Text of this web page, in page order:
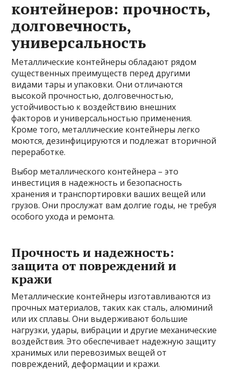
контейнеров: прочность,
долговечность,
универсальность
Металлические контейнеры обладают рядом
существенных преимуществ перед другими
видами тары и упаковки. Они отличаются
высокой прочностью, долговечностью,
устойчивостью к воздействию внешних
факторов и универсальностью применения.
Кроме того, металлические контейнеры легко
моются, дезинфицируются и подлежат вторичной
переработке.
Выбор металлического контейнера – это
инвестиция в надежность и безопасность
хранения и транспортировки ваших вещей или
грузов. Они прослужат вам долгие годы, не требуя
особого ухода и ремонта.
Прочность и надежность:
защита от повреждений и
кражи
Металлические контейнеры изготавливаются из
прочных материалов, таких как сталь, алюминий
или их сплавы. Они выдерживают большие
нагрузки, удары, вибрации и другие механические
воздействия. Это обеспечивает надежную защиту
хранимых или перевозимых вещей от
повреждений, деформации и кражи.